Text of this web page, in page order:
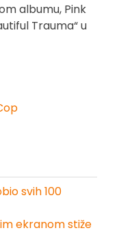
albumu, Pink
Trauma“ u
svih 100
ekranom stiže